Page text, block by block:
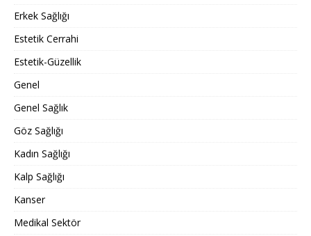
Erkek Sağlığı
Estetik Cerrahi
Estetik-Güzellik
Genel
Genel Sağlık
Göz Sağlığı
Kadın Sağlığı
Kalp Sağlığı
Kanser
Medikal Sektör